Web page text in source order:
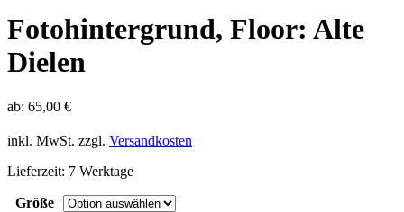
Fotohintergrund, Floor: Alte
Dielen
ab: 65,00 €
inkl. MwSt. zzgl. Versandkosten
Lieferzeit: 7 Werktage
Größe